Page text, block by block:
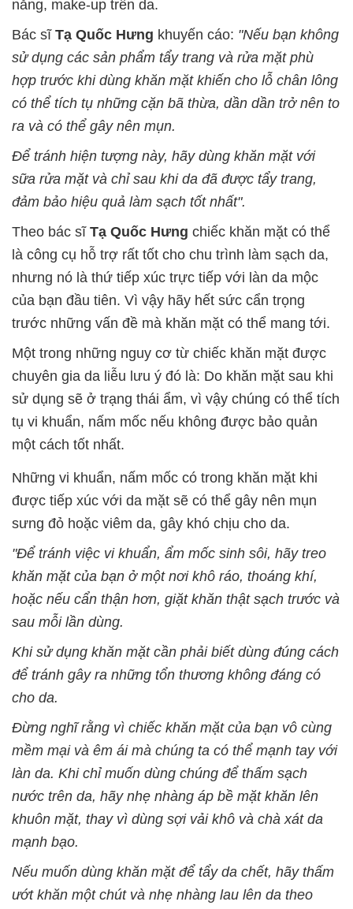
nắng, make-up trên da.
Bác sĩ Tạ Quốc Hưng khuyến cáo: "Nếu bạn không
sử dụng các sản phẩm tẩy trang và rửa mặt phù
hợp trước khi dùng khăn mặt khiến cho lỗ chân lông
có thể tích tụ những cặn bã thừa, dần dần trở nên to
ra và có thể gây nên mụn.
Để tránh hiện tượng này, hãy dùng khăn mặt với
sữa rửa mặt và chỉ sau khi da đã được tẩy trang,
đảm bảo hiệu quả làm sạch tốt nhất".
Theo bác sĩ Tạ Quốc Hưng chiếc khăn mặt có thể
là công cụ hỗ trợ rất tốt cho chu trình làm sạch da,
nhưng nó là thứ tiếp xúc trực tiếp với làn da mộc
của bạn đầu tiên. Vì vậy hãy hết sức cẩn trọng
trước những vấn đề mà khăn mặt có thể mang tới.
Một trong những nguy cơ từ chiếc khăn mặt được
chuyên gia da liễu lưu ý đó là: Do khăn mặt sau khi
sử dụng sẽ ở trạng thái ẩm, vì vậy chúng có thể tích
tụ vi khuẩn, nấm mốc nếu không được bảo quản
một cách tốt nhất.
Những vi khuẩn, nấm mốc có trong khăn mặt khi
được tiếp xúc với da mặt sẽ có thể gây nên mụn
sưng đỏ hoặc viêm da, gây khó chịu cho da.
"Để tránh việc vi khuẩn, ẩm mốc sinh sôi, hãy treo
khăn mặt của bạn ở một nơi khô ráo, thoáng khí,
hoặc nếu cẩn thận hơn, giặt khăn thật sạch trước và
sau mỗi lần dùng.
Khi sử dụng khăn mặt cần phải biết dùng đúng cách
để tránh gây ra những tổn thương không đáng có
cho da.
Đừng nghĩ rằng vì chiếc khăn mặt của bạn vô cùng
mềm mại và êm ái mà chúng ta có thể mạnh tay với
làn da. Khi chỉ muốn dùng chúng để thấm sạch
nước trên da, hãy nhẹ nhàng áp bề mặt khăn lên
khuôn mặt, thay vì dùng sợi vải khô và chà xát da
mạnh bạo.
Nếu muốn dùng khăn mặt để tẩy da chết, hãy thấm
ướt khăn một chút và nhẹ nhàng lau lên da theo